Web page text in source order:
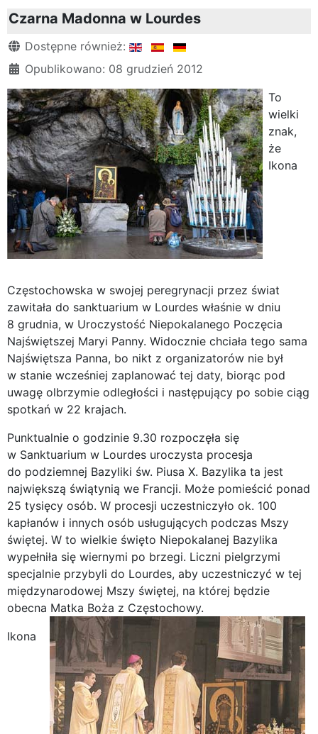
Czarna Madonna w Lourdes
Szczegóły
Dostępne również:
Opublikowano: 08 grudzień 2012
To
wielki
znak,
że
Ikona
Częstochowska w swojej peregrynacji przez świat
zawitała do sanktuarium w Lourdes właśnie w dniu
8 grudnia, w Uroczystość Niepokalanego Poczęcia
Najświętszej Maryi Panny. Widocznie chciała tego sama
Najświętsza Panna, bo nikt z organizatorów nie był
w stanie wcześniej zaplanować tej daty, biorąc pod
uwagę olbrzymie odległości i następujący po sobie ciąg
spotkań w 22 krajach.
Punktualnie o godzinie 9.30 rozpoczęła się
w Sanktuarium w Lourdes uroczysta procesja
do podziemnej Bazyliki św. Piusa X. Bazylika ta jest
największą świątynią we Francji. Może pomieścić ponad
25 tysięcy osób. W procesji uczestniczyło ok. 100
kapłanów i innych osób usługujących podczas Mszy
świętej. W to wielkie święto Niepokalanej Bazylika
wypełniła się wiernymi po brzegi. Liczni pielgrzymi
specjalnie przybyli do Lourdes, aby uczestniczyć w tej
międzynarodowej Mszy świętej, na której będzie
obecna Matka Boża z Częstochowy.
Ikona